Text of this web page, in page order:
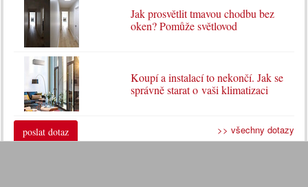
Jak prosvětlit tmavou chodbu bez
oken? Pomůže světlovod
Koupí a instalací to nekončí. Jak se
správně starat o vaši klimatizaci
poslat dotaz >> všechny dotazy